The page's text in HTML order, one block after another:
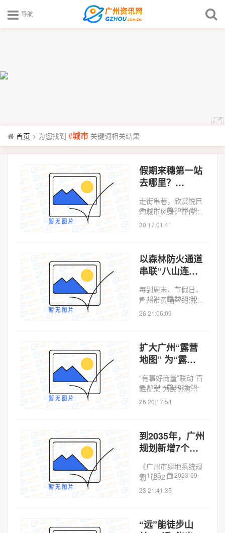
导航
首页 > 为您找到 #城市 关键词相关结果
假期来穗第一站
去哪里？
Citywalk一下，
探索人文广州
走街串巷，欣赏悦目
的城市风景，在传统
街区和老建筑中感受
沉浸式体验时尚消
费。如今，Citywalk
已成为当下年轻人解
锁一个地方...
1107
2023-09-
30 17:01:41
以森林防火通道
串联“八山连
城”，黄埔将新
建百里森林步道
每到周末、节假日，
广州市黄埔区的油麻
山就热闹起来，人们
新晋网红登山地。记
者从规划和自然资源
部门获悉，未来包括
油麻山在内的黄埔...
1231
2023-09-
26 21:06:09
扩大广州“露营
地图” 为“露营
热”开发展良方
“有事好商量”联动“百
姓提案”为民协商
——扩大广州“露营
大众旅游、休闲旅游
的发展，露营旅游业
态从小众高端向大众
生活方式加...
1124
2023-09-
26 20:17:54
到2035年，广州
规划新增7个森
林公园
《广州市绿地系统规
划（2021—
2035）》（以下简称
年，天蓝、地绿、水
清、景美的生态画卷
1185
2023-09-
23 21:41:35
“远”能徒步山